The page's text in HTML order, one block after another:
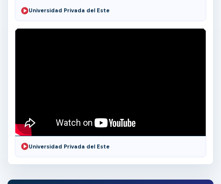
Universidad Privada del Este
Universidad Privada del Este